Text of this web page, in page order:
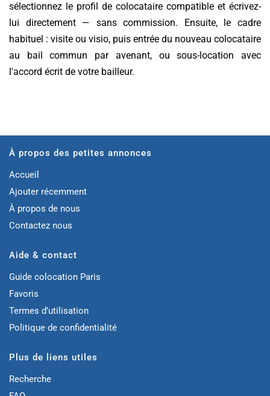
sélectionnez le profil de colocataire compatible et écrivez-
lui directement — sans commission. Ensuite, le cadre
habituel : visite ou visio, puis entrée du nouveau colocataire
au bail commun par avenant, ou sous-location avec
l'accord écrit de votre bailleur.
À propos des petites annonces
Accueil
Ajouter récemment
À propos de nous
Contactez nous
Aide & contact
Guide colocation Paris
Favoris
Termes d’utilisation
Politique de confidentialité
Plus de liens utiles
Recherche